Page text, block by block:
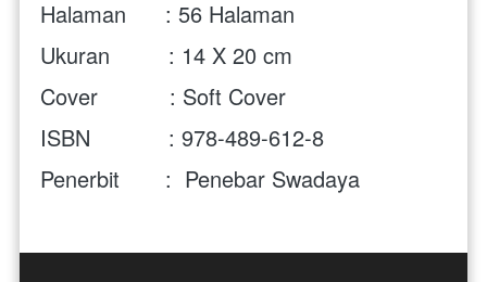
Halaman      : 56 Halaman
Ukuran         : 14 X 20 cm
Cover           : Soft Cover
ISBN            : 978-489-612-8
Penerbit       : Penebar Swadaya